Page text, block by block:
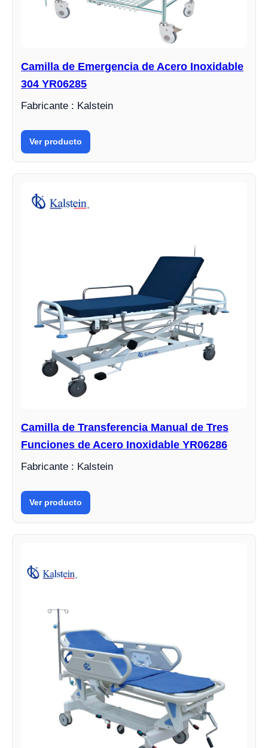
Camilla de Emergencia de Acero Inoxidable
304 YR06285
Fabricante : Kalstein
Ver producto
Camilla de Transferencia Manual de Tres
Funciones de Acero Inoxidable YR06286
Fabricante : Kalstein
Ver producto